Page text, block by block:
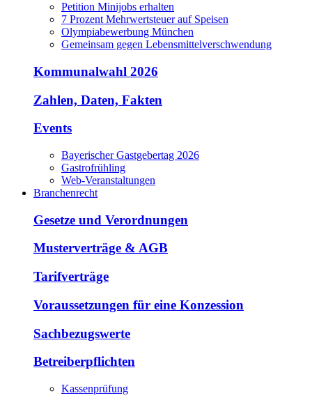
Petition Minijobs erhalten
7 Prozent Mehrwertsteuer auf Speisen
Olympiabewerbung München
Gemeinsam gegen Lebensmittelverschwendung
Kommunalwahl 2026
Zahlen, Daten, Fakten
Events
Bayerischer Gastgebertag 2026
Gastrofrühling
Web-Veranstaltungen
Branchenrecht
Gesetze und Verordnungen
Musterverträge & AGB
Tarifverträge
Voraussetzungen für eine Konzession
Sachbezugswerte
Betreiberpflichten
Kassenprüfung